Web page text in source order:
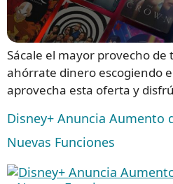
Sácale el mayor provecho
ahórrate dinero escogiendo
aprovecha esta oferta y
Disney+ Anuncia Aumento
Nuevas Funciones